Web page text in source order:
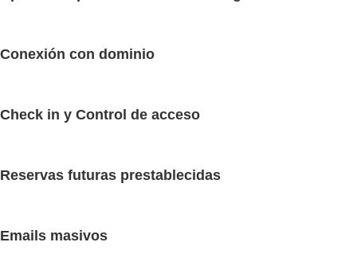
Conexión con dominio
Check in y Control de acceso
Reservas futuras prestablecidas
Emails masivos